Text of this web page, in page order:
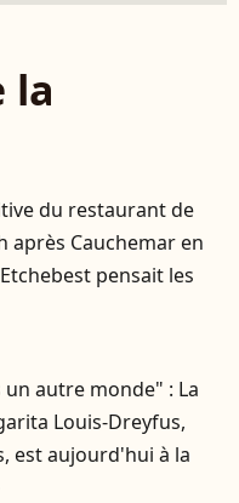
la
du restaurant de
après Cauchemar en
pensait les
un autre monde" : La
Louis-Dreyfus,
est aujourd'hui à la